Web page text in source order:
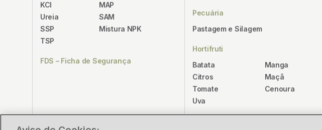
KCl
Ureia
SSP
TSP
MAP
SAM
Mistura NPK
FDS – Ficha de Segurança
Pecuária
Pastagem e Silagem
Hortifruti
Batata
Citros
Tomate
Uva
Manga
Maçã
Cenoura